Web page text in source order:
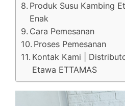
Produk Susu Kambing
Enak
Cara Pemesanan
Proses Pemesanan
Kontak Kami |
Etawa ETTAMAS